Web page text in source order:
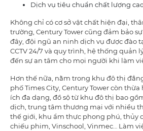
Dịch vụ tiêu chuẩn chất lượng
Không chỉ có cơ sở vật chất hiện đại,
trường, Century Tower cũng đảm bảo
đây, đội ngũ an ninh dịch vụ được đào
CCTV 24/7 và quy trình, hệ thống quản
đến sự an tâm cho mọi người khi làm
Hơn thế nữa, nằm trong khu đô thị
phố Times City, Century Tower còn
ích đa dạng, đồ sộ từ khu đô thị bao
dịch, trung tâm thương mại với nhiều
thế giới, khu ẩm thực phong phú, thủy
chiếu phim, Vinschool, Vinmec… Làm